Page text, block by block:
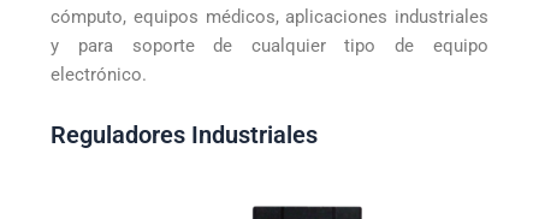
cómputo, equipos médicos, aplicaciones industriales
y para soporte de cualquier tipo de equipo
electrónico.
Reguladores Industriales